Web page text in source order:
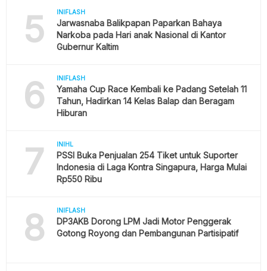
5 INIFLASH
Jarwasnaba Balikpapan Paparkan Bahaya
Narkoba pada Hari anak Nasional di Kantor
Gubernur Kaltim
6 INIFLASH
Yamaha Cup Race Kembali ke Padang Setelah 11
Tahun, Hadirkan 14 Kelas Balap dan Beragam
Hiburan
7 INIHL
PSSI Buka Penjualan 254 Tiket untuk Suporter
Indonesia di Laga Kontra Singapura, Harga Mulai
Rp550 Ribu
8 INIFLASH
DP3AKB Dorong LPM Jadi Motor Penggerak
Gotong Royong dan Pembangunan Partisipatif